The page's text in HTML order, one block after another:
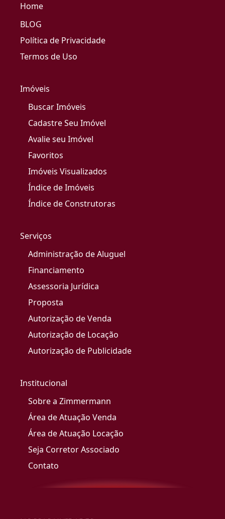
Home
BLOG
Política de Privacidade
Termos de Uso
Imóveis
Buscar Imóveis
Cadastre Seu Imóvel
Avalie seu Imóvel
Favoritos
Imóveis Visualizados
Índice de Imóveis
Índice de Construtoras
Serviços
Administração de Aluguel
Financiamento
Assessoria Jurídica
Proposta
Autorização de Venda
Autorização de Locação
Autorização de Publicidade
Institucional
Sobre a Zimmermann
Área de Atuação Venda
Área de Atuação Locação
Seja Corretor Associado
Contato